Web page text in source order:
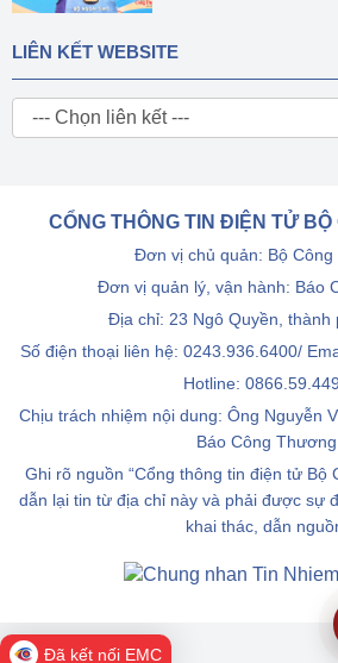
LIÊN KẾT WEBSITE
CỔNG THÔNG TIN ĐIỆN TỬ
Đơn vị chủ quản: Bộ
Đơn vị quản lý, vận hành: Báo
Địa chỉ: 23 Ngô Quyền, thành
Số điện thoại liên hệ: 0243.936.6400/
Hotline:
Chịu trách nhiệm nội dung: Ông Nguyễn
Báo Công Thương
Ghi rõ nguồn “Cổng thông tin điện tử Bộ
dẫn lại tin từ địa chỉ này và phải được sự
khai thác, dẫn
Đã kết nối EMC